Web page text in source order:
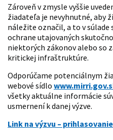
Zároveň v zmysle vyššie
žiadateľa je nevyhnutné, aby
náležite označil, a to v súlade
ochrane utajovaných
niektorých zákonov alebo so
kritickej infraštruktúre.
Odporúčame potenciálnym
webové sídlo
všetky aktuálne informácie
usmernení k danej výzve.
Link na výzvu –